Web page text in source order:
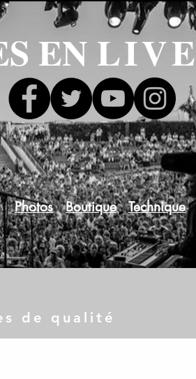
EN LIVE
Photos Boutique Technique
de qualité